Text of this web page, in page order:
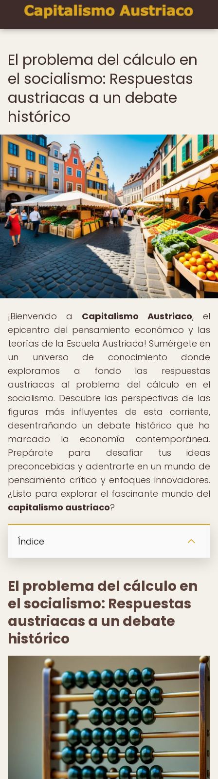
El problema del cálculo en
el socialismo: Respuestas
austriacas a un debate
histórico
¡Bienvenido a Capitalismo Austriaco, el
epicentro del pensamiento económico y las
teorías de la Escuela Austriaca! Sumérgete en
un universo de conocimiento donde
exploramos a fondo las respuestas
austriacas al problema del cálculo en el
socialismo. Descubre las perspectivas de las
figuras más influyentes de esta corriente,
desentrañando un debate histórico que ha
marcado la economía contemporánea.
Prepárate para desafiar tus ideas
preconcebidas y adentrarte en un mundo de
pensamiento crítico y enfoques innovadores.
¿Listo para explorar el fascinante mundo del
capitalismo austriaco?
Índice
El problema del cálculo en
el socialismo: Respuestas
austriacas a un debate
histórico